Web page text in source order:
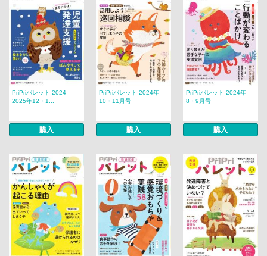
PriPriパレット 2024-
2025年12・1...
購入
PriPriパレット 2024年
10・11月号
購入
PriPriパレット 2024年
8・9月号
購入